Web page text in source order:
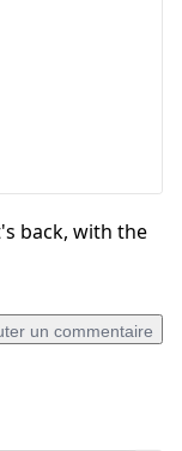
back, with the
un commentaire